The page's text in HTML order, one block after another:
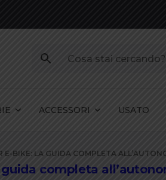
ACCESSORI USATO
E-BIKE: LA GUIDA COMPLETA
completa